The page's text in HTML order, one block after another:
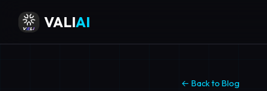
VALIAI
← Back to Blog